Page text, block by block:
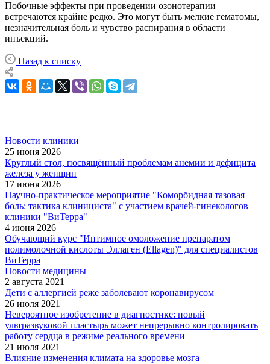
Побочные эффекты при проведении озонотерапии
встречаются крайне редко. Это могут быть мелкие гематомы,
незначительная боль и чувство распирания в области
инъекций.
Назад к списку
Новости клиники
25 июня 2026
Круглый стол, посвящённый проблемам анемии и дефицита
железа у женщин
17 июня 2026
Научно-практическое мероприятие "Коморбидная тазовая
боль: тактика клинициста" с участием врачей-гинекологов
клиники "ВиТерра"
4 июня 2026
Обучающий курс "Интимное омоложение препаратом
полимолочной кислоты Эллаген (Ellagen)" для специалистов
ВиТерра
Новости медицины
2 августа 2021
Дети с аллергией реже заболевают коронавирусом
26 июля 2021
Невероятное изобретение в диагностике: новый
ультразвуковой пластырь может непрерывно контролировать
работу сердца в режиме реального времени
21 июля 2021
Влияние изменения климата на здоровье мозга